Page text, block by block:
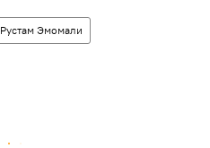
Рустам Эмомали